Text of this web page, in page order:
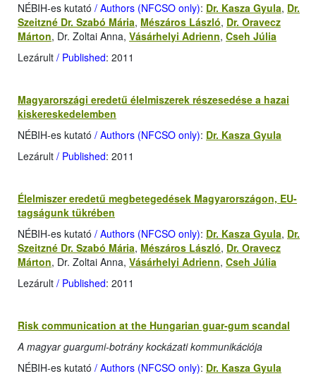
NÉBIH-es kutató / Authors (NFCSO only): Dr. Kasza Gyula, Dr.
Szeitzné Dr. Szabó Mária, Mészáros László, Dr. Oravecz
Márton, Dr. Zoltai Anna, Vásárhelyi Adrienn, Cseh Júlia
Lezárult / Published: 2011
Magyarországi eredetű élelmiszerek részesedése a hazai
kiskereskedelemben
NÉBIH-es kutató / Authors (NFCSO only): Dr. Kasza Gyula
Lezárult / Published: 2011
Élelmiszer eredetű megbetegedések Magyarországon, EU-
tagságunk tükrében
NÉBIH-es kutató / Authors (NFCSO only): Dr. Kasza Gyula, Dr.
Szeitzné Dr. Szabó Mária, Mészáros László, Dr. Oravecz
Márton, Dr. Zoltai Anna, Vásárhelyi Adrienn, Cseh Júlia
Lezárult / Published: 2011
Risk communication at the Hungarian guar-gum scandal
A magyar guargumi-botrány kockázati kommunikációja
NÉBIH-es kutató / Authors (NFCSO only): Dr. Kasza Gyula